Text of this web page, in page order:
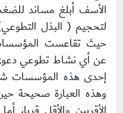
الأسف أبلغ مساند
لتحجيم ( البذل التطوعي)
حيث تقاعست المؤسسات
عن أي نشاط تطوعي دعوي
إحدى هذه المؤسسات
وهذه العبارة صحيحة